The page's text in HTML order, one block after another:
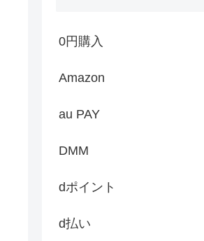
0円購入
Amazon
au PAY
DMM
dポイント
d払い